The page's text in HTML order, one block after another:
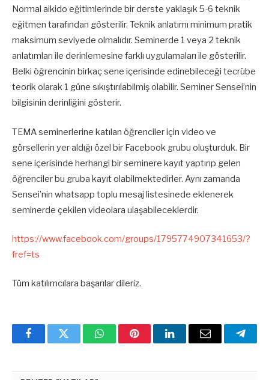
Normal aikido eğitimlerinde bir derste yaklaşık 5-6 teknik
eğitmen tarafından gösterilir. Teknik anlatımı minimum pratik
maksimum seviyede olmalıdır. Seminerde 1 veya 2 teknik
anlatımları ile derinlemesine farklı uygulamaları ile gösterilir.
Belki öğrencinin birkaç sene içerisinde edinebileceği tecrübe
teorik olarak 1 güne sıkıştırılabilmiş olabilir. Seminer Sensei’nin
bilgisinin derinliğini gösterir.
TEMA seminerlerine katılan öğrenciler için video ve
görsellerin yer aldığı özel bir Facebook grubu oluşturduk. Bir
sene içerisinde herhangi bir seminere kayıt yaptırıp gelen
öğrenciler bu gruba kayıt olabilmektedirler. Aynı zamanda
Sensei’nin whatsapp toplu mesaj listesinede eklenerek
seminerde çekilen videolara ulaşabileceklerdir.
https://www.facebook.com/groups/1795774907341653/?
fref=ts
Tüm katılımcılara başarılar dileriz.
FacebookTwitter WhatsAppPinterestLinkedin'de
Email